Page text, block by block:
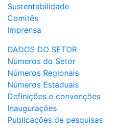
Sustentabilidade
Comitês
Imprensa
DADOS DO SETOR
Números do Setor
Números Regionais
Números Estaduais
Definições e convenções
Inaugurações
Publicações de pesquisas